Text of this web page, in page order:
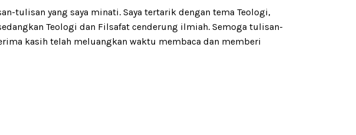
tulisan yang saya minati. Saya tertarik dengan tema Teologi,
Teologi dan Filsafat cenderung ilmiah. Semoga tulisan-
kasih telah meluangkan waktu membaca dan memberi